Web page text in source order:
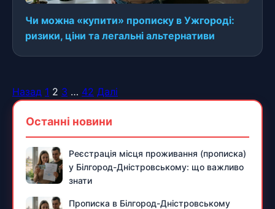
Чи можна «купити» прописку в Ужгороді:
ризики, ціни та легальні альтернативи
Пагінація
записів
Назад 1 2 3 … 42 Далі
Останні новини
Реєстрація місця проживання (прописка)
у Білгород-Дністровському: що важливо
знати
Прописка в Білгород-Дністровському